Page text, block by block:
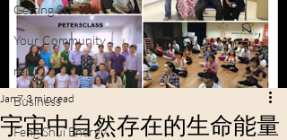
Getting Started
Your Community
reiki
Business
Feng Shui Energy
宇宙中自然存在的生命能量
Jan 7 3 min read